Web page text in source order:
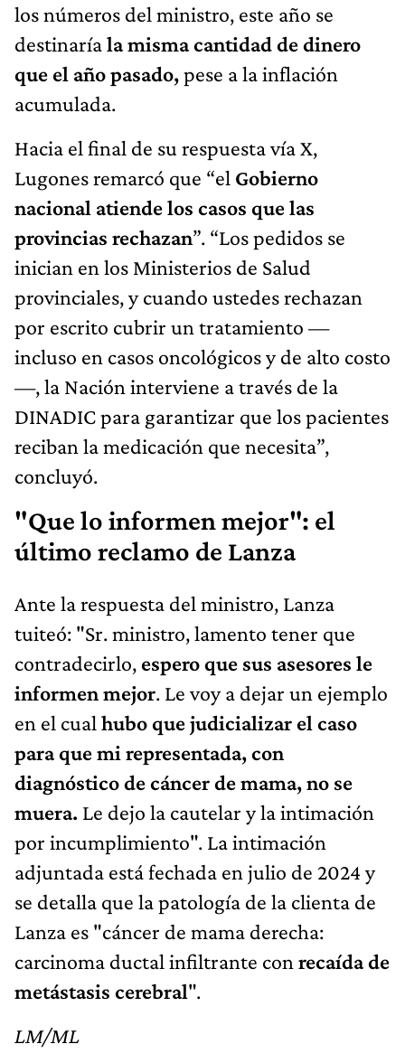
los números del ministro, este año se
destinaríala misma cantidad de dinero
que el año pasado,pese a la inflación
acumulada.
Hacia el final de su respuesta vía X,
Lugones remarcó que “el Gobierno
nacional atiende los casos que las
provincias rechazan”. “Los pedidos se
inician en los Ministerios de Salud
provinciales, y cuando ustedes rechazan
por escrito cubrir un tratamiento —
incluso en casos oncológicos y de alto costo
—, la Nación interviene a través de la
DINADIC para garantizar que los pacientes
reciban la medicación que necesita”,
concluyó.
"Que lo informen mejor": el
último reclamo de Lanza
Ante la respuesta del ministro, Lanza
tuiteó: "Sr. ministro, lamento tener que
contradecirlo, espero que sus asesores le
informen mejor. Le voy a dejar un ejemplo
en el cual hubo que judicializar el caso
para que mi representada, con
diagnóstico de cáncer de mama, no se
muera. Le dejo la cautelar y la intimación
por incumplimiento". La intimación
adjuntada está fechada en julio de 2024 y
se detalla que la patología de la clienta de
Lanza es "cáncer de mama derecha:
carcinoma ductal infiltrante con recaída de
metástasis cerebral".
LM/ML